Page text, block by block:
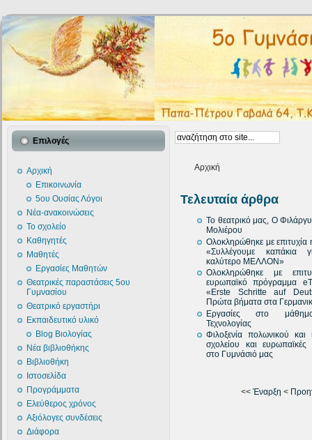
Επιλογές
Αρχική
Επικοινωνία
5ου Ουσίας Λόγοι
Νέα-ανακοινώσεις
Το σχολείο
Καθηγητές
Μαθητές
Εργασίες Μαθητών
Θεατρικές παραστάσεις 5ου
Γυμνασίου
Θεατρικό εργαστήρι
Εκπαιδευτικό υλικό
Blog Βιολογίας
Νέα βιβλιοθήκης
Βιβλιοθήκη
Ιστοσελίδα
Προγράμματα
Ελεύθερος χρόνος
Αξιόλογες συνδέσεις
Διάφορα
Αρχική
Τελευταία άρθρα
Το θεατρικό μας, Ο
Μολιέρου
Ολοκληρώθηκε με
«Συλλέγουμε καπάκια
καλύτερο ΜΕΛΛΟΝ»
Ολοκληρώθηκε με
ευρωπαϊκό πρόγραμμα
«Erste Schritte auf
Πρώτα βήματα στα
Εργασίες στο
Τεχνολογίας
Φιλοξενία πολωνικού και
σχολείου και ευρωπαϊκές
στο Γυμνάσιό μας
<< Έναρξη <